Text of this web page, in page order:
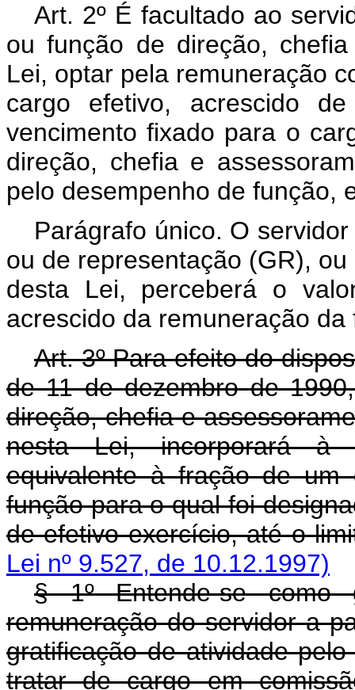
Art. 2º É facultado ao
ou função de direção,
Lei, optar pela remuneração
cargo efetivo, acrescido
vencimento fixado para o
direção, chefia e
pelo desempenho de função,
Parágrafo único. O
ou de representação (GR),
desta Lei, perceberá o
acrescido da remuneração
Art. 3º Para efeito do
de 11 de dezembro de
direção, chefia e
nesta Lei, incorporará à
equivalente à fração de
função para o qual foi
de efetivo exercício, até o
Lei nº 9.527, de 10.12.1997)
§ 1º Entende-se como
remuneração do servidor a
gratificação de atividade
tratar de cargo em